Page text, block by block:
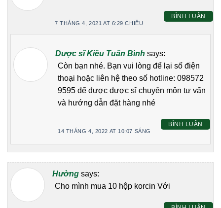
7 THÁNG 4, 2021 AT 6:29 CHIỀU
BÌNH LUẬN
Dược sĩ Kiều Tuấn Bình says:
Còn bạn nhé. Bạn vui lòng để lại số điện
thoại hoặc liên hệ theo số hotline: 098572
9595 để được dược sĩ chuyên môn tư vấn
và hướng dẫn đặt hàng nhé
14 THÁNG 4, 2022 AT 10:07 SÁNG
BÌNH LUẬN
Hường says:
Cho mình mua 10 hộp korcin Với